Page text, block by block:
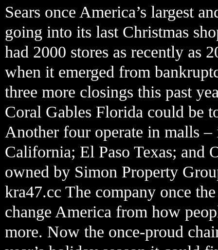
Sears once America’s largest
going into its last Christmas
had 2000 stores as recently as
when it emerged from
three more closings this past
Coral Gables Florida could be
Another four operate in malls
California; El Paso Texas; and
owned by Simon Property
kra47.cc The company once
change America from how
more. Now the once-proud